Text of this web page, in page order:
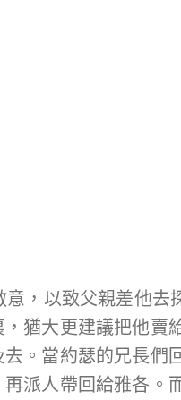
，以致父親差他去
猶大更建議把他賣
。當約瑟的兄長們
派人帶回給雅各。